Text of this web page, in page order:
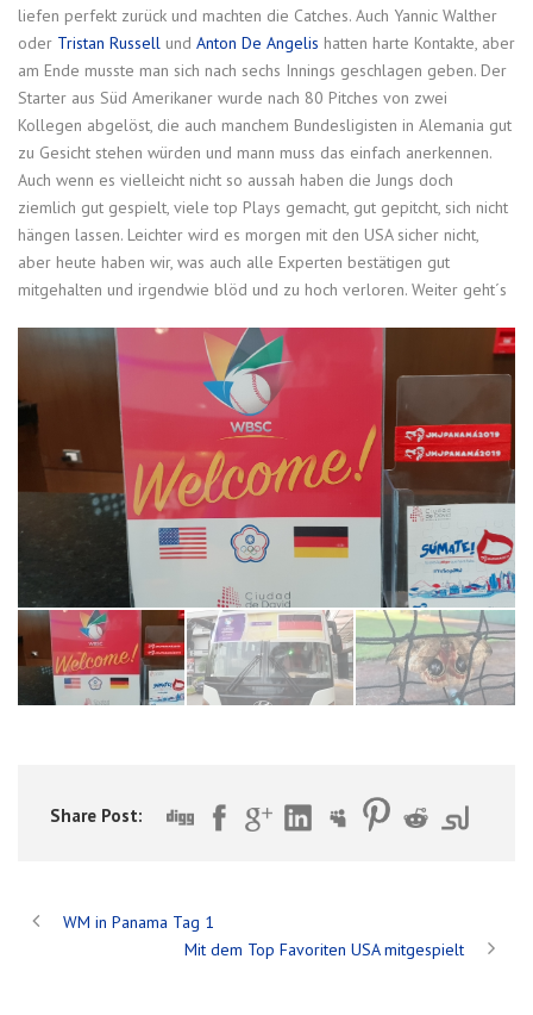
liefen perfekt zurück und machten die Catches. Auch Yannic Walther
oder Tristan Russell und Anton De Angelis hatten harte Kontakte, aber
am Ende musste man sich nach sechs Innings geschlagen geben. Der
Starter aus Süd Amerikaner wurde nach 80 Pitches von zwei
Kollegen abgelöst, die auch manchem Bundesligisten in Alemania gut
zu Gesicht stehen würden und mann muss das einfach anerkennen.
Auch wenn es vielleicht nicht so aussah haben die Jungs doch
ziemlich gut gespielt, viele top Plays gemacht, gut gepitcht, sich nicht
hängen lassen. Leichter wird es morgen mit den USA sicher nicht,
aber heute haben wir, was auch alle Experten bestätigen gut
mitgehalten und irgendwie blöd und zu hoch verloren. Weiter geht´s
Share Post:
WM in Panama Tag 1
Mit dem Top Favoriten USA mitgespielt